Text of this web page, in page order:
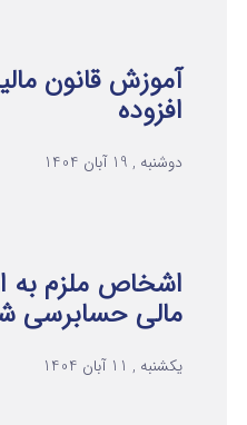
آموزش قانون
افزوده
دوشنبه , 19 آبان 1404
اشخاص ملزم به
مالی حسابرسی شده
یکشنبه , 11 آبان 1404